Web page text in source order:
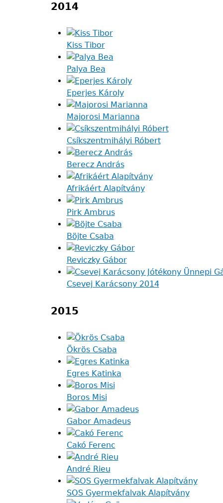
2014
Kiss Tibor
Palya Bea
Eperjes Károly
Majorosi Marianna
Csíkszentmihályi Róbert
Berecz András
Afrikáért Alapítvány
Pirk Ambrus
Böjte Csaba
Reviczky Gábor
Csevej Karácsony 2014
2015
Ökrös Csaba
Egres Katinka
Boros Misi
Gabor Amadeus
Cakó Ferenc
André Rieu
SOS Gyermekfalvak Alapítvány